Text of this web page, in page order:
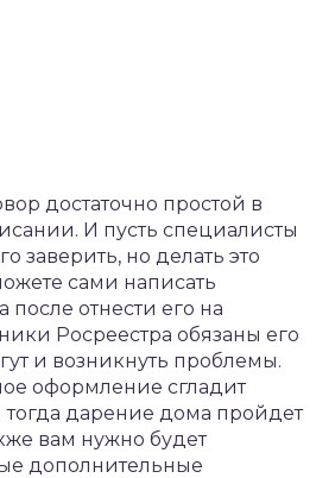
достаточно простой в
И пусть специалисты
заверить, но делать это
сами написать
отнести его на
Росреестра обязаны его
и возникнуть проблемы.
оформление сгладит
тогда дарение дома пройдет
вам нужно будет
дополнительные